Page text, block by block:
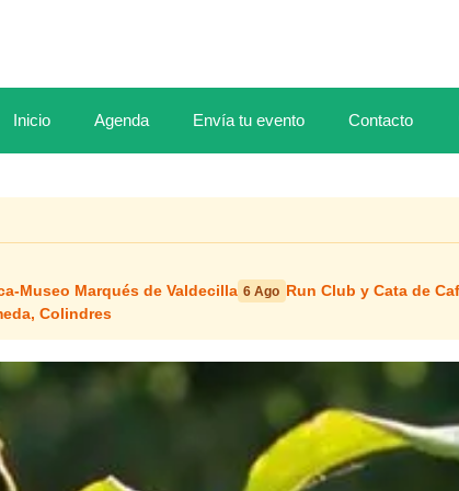
Inicio Agenda Envía tu evento Contacto
Museo Marqués de Valdecilla 6 Ago Run Club y Cata de
Colindres